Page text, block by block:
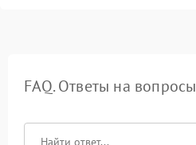
FAQ. Ответы на вопросы